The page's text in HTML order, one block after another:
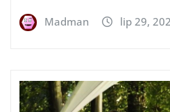
Madman lip 29,